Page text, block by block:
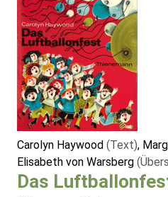
Carolyn Haywood (Text),
Elisabeth von Warsberg
Das